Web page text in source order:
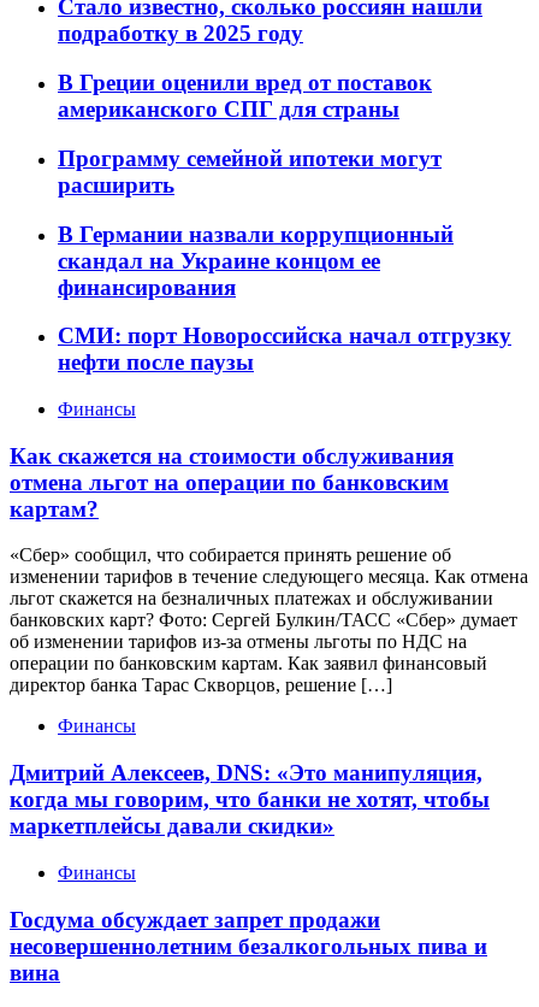
Стало известно, сколько россиян нашли
подработку в 2025 году
В Греции оценили вред от поставок
американского СПГ для страны
Программу семейной ипотеки могут
расширить
В Германии назвали коррупционный
скандал на Украине концом ее
финансирования
СМИ: порт Новороссийска начал отгрузку
нефти после паузы
Финансы
Как скажется на стоимости обслуживания
отмена льгот на операции по банковским
картам?
«Сбер» сообщил, что собирается принять решение об
изменении тарифов в течение следующего месяца. Как отмена
льгот скажется на безналичных платежах и обслуживании
банковских карт? Фото: Сергей Булкин/ТАСС «Сбер» думает
об изменении тарифов из-за отмены льготы по НДС на
операции по банковским картам. Как заявил финансовый
директор банка Тарас Скворцов, решение […]
Финансы
Дмитрий Алексеев, DNS: «Это манипуляция,
когда мы говорим, что банки не хотят, чтобы
маркетплейсы давали скидки»
Финансы
Госдума обсуждает запрет продажи
несовершеннолетним безалкогольных пива и
вина